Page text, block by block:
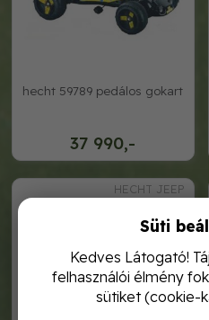
37 990,-
hecht 59789 pedálos gokart
HECHT JEEP
Süti
Kedves Látogató!
felhasználói élmény
sütiket (cookie-